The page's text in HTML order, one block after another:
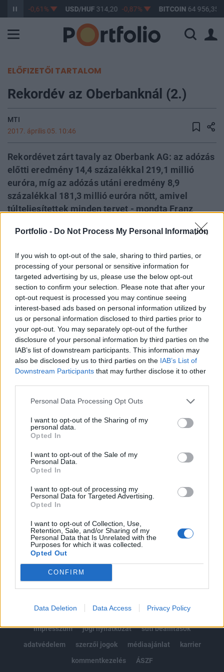
Portfolio - Do Not Process My Personal Information
If you wish to opt-out of the sale, sharing to third parties, or
processing of your personal or sensitive information for
targeted advertising by us, please use the below opt-out
section to confirm your selection. Please note that after your
opt-out request is processed you may continue seeing
interest-based ads based on personal information utilized by
us or personal information disclosed to third parties prior to
your opt-out. You may separately opt-out of the further
disclosure of your personal information by third parties on the
IAB’s list of downstream participants. This information may
also be disclosed by us to third parties on the IAB’s List of
Downstream Participants that may further disclose it to other
Personal Data Processing Opt Outs
I want to opt-out of the Sharing of my
personal data.
Opted In
I want to opt-out of the Sale of my
Personal Data.
Opted In
I want to opt-out of processing my
Personal Data for Targeted Advertising.
Opted In
I want to opt-out of Collection, Use,
Retention, Sale, and/or Sharing of my
Personal Data that Is Unrelated with the
Purposes for which it was collected.
Opted Out
CONFIRM
Data Deletion Data Access Privacy Policy
363,17 -0,61% USD/HUF 314,20 -0,87% BITCOIN 64 956,35
ELŐFIZETŐI TARTALOM
Rekordév az Oberbanknál (2.)
MTI
2017. április 05. 10:46
Rekordévet zárt tavaly az Oberbank AG: az adózás
előtti eredmény 14,4 százalékkal 219,1 millió
euróra, míg az adózás utáni eredmény 8,9
százalékkal 181,3 millió euróra nőtt, amivel
túlteljesítettek minden tervet - mondta Franz
Gasselsberger, az ausztriai hátterű Oberbank AG
elnök-vezérigazgatója sajtótájékoztatón szerdán
Hitelezés 2017Hasonló témákról is szó lesz Hitelezés 2017
konferenciánkon, regisztráljon most!Információ és
jelentkezés Kiemelte: az üzleti évekre vonatkozó
előrejelzéseket sorozatban már a hetedik alkalommal
haladta meg a pénzintézet elért eredménye, annak ellenére,
hogy a gazdasági körülmények esetenként nem a
várakozásoknak megfelelően alakultak. A rendkívül...
KEDVES OLVASÓNK!
tartozik, melynek olvasása előfizetéses
regisztrációhoz kötött.
Az előfizetés a következőket tartalmazza:
Kötéslisták: BÉT elmúlt 2 év napon belüli
kötéslistái
Előfizetés
MÁR ELŐFIZETŐNK VAGY?BEJELENTKEZÉS
© 2026 Portfolio
impresszum
jogi nyilatkozat
süti beállítások
adatvédelem
szerzői jogok médiaajánlat
karrier
kommentkezelés
ÁSZF